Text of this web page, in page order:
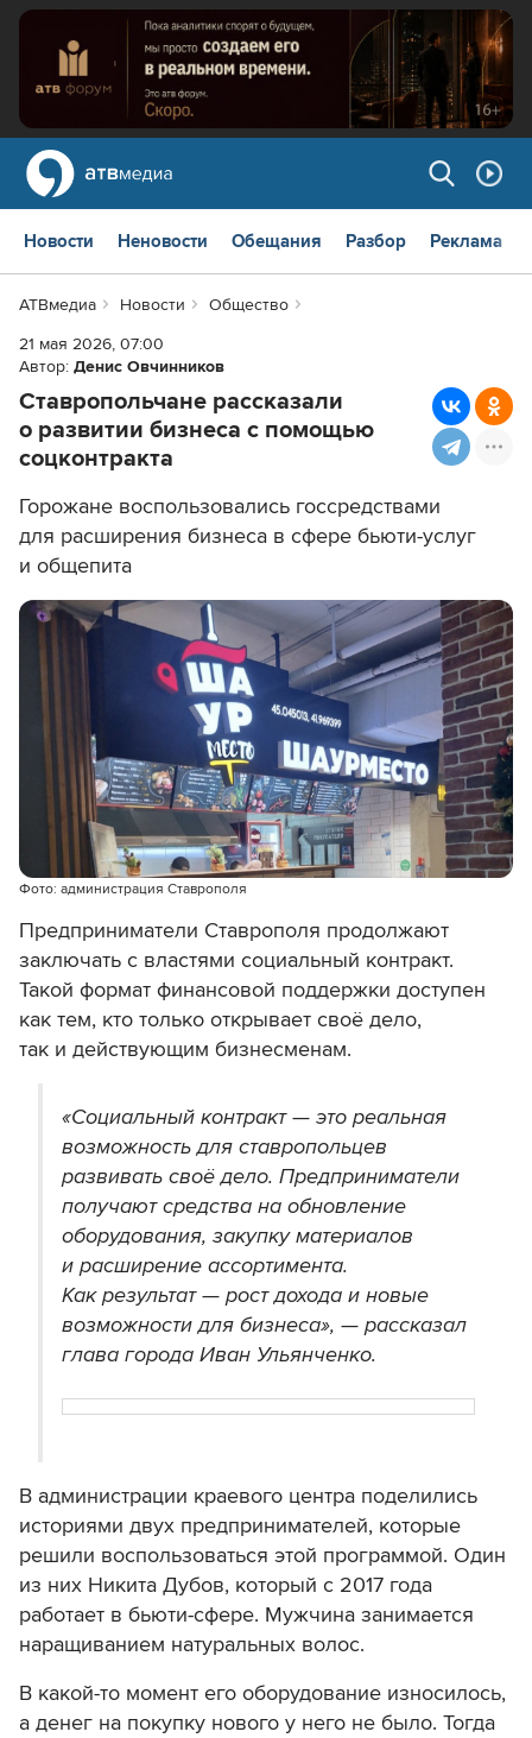
Новости Неновости Обещания Разбор Реклама
АТВмедиа Новости
Общество
21 мая 2026, 07:00
Автор: Денис Овчинников
Ставропольчане рассказали
о развитии бизнеса с помощью
соцконтракта
Горожане воспользовались госсредствами
для расширения бизнеса в сфере бьюти-услуг
и общепита
Фото: администрация Ставрополя
Предприниматели Ставрополя продолжают
заключать с властями социальный контракт.
Такой формат финансовой поддержки доступен
как тем, кто только открывает своё дело,
так и действующим бизнесменам.
«Социальный контракт — это реальная
возможность для ставропольцев
развивать своё дело. Предприниматели
получают средства на обновление
оборудования, закупку материалов
и расширение ассортимента.
Как результат — рост дохода и новые
возможности для бизнеса», — рассказал
глава города Иван Ульянченко.
В администрации краевого центра поделились
историями двух предпринимателей, которые
решили воспользоваться этой программой. Один
из них Никита Дубов, который с 2017 года
работает в бьюти-сфере. Мужчина занимается
наращиванием натуральных волос.
В какой-то момент его оборудование износилось,
а денег на покупку нового у него не было. Тогда